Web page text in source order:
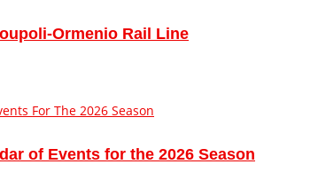
Ormenio Rail Line
of Events for the 2026 Season